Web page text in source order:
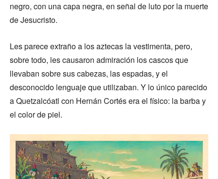
negro, con una capa negra, en señal de luto por la muerte
de Jesucristo.
Les parece extraño a los aztecas la vestimenta, pero,
sobre todo, les causaron admiración los cascos que
llevaban sobre sus cabezas, las espadas, y el
desconocido lenguaje que utilizaban. Y lo único parecido
a Quetzalcóatl con Hernán Cortés era el físico: la barba y
el color de piel.